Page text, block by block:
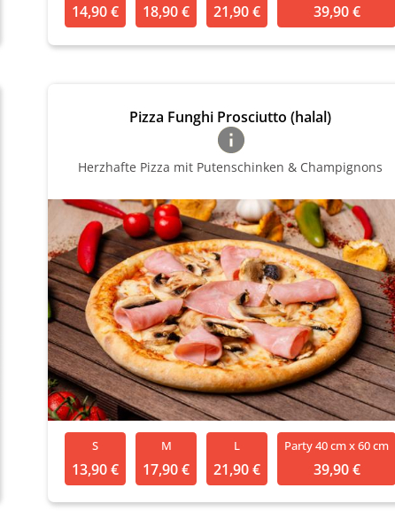
14,90 € 18,90 € 21,90 € 39,90 €
Pizza Funghi Prosciutto (halal)
Herzhafte Pizza mit Putenschinken & Champignons
S
13,90 €
M
17,90 €
L
21,90 €
Party 40 cm x 60 cm
39,90 €